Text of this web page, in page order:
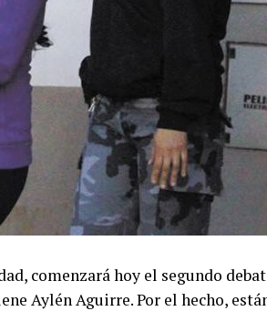
comenzará hoy el segundo
Aylén Aguirre. Por el hecho,